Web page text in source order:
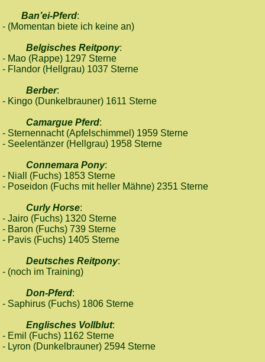
Ban’ei-Pferd:
- (Momentan biete ich keine an)
Belgisches Reitpony:
- Mao (Rappe) 1297 Sterne
- Flandor (Hellgrau) 1037 Sterne
Berber:
- Kingo (Dunkelbrauner) 1611 Sterne
Camargue Pferd:
- Sternennacht (Apfelschimmel) 1959 Sterne
- Seelentänzer (Hellgrau) 1958 Sterne
Connemara Pony:
- Niall (Fuchs) 1853 Sterne
- Poseidon (Fuchs mit heller Mähne) 2351 Sterne
Curly Horse:
- Jairo (Fuchs) 1320 Sterne
- Baron (Fuchs) 739 Sterne
- Pavis (Fuchs) 1405 Sterne
Deutsches Reitpony:
- (noch im Training)
Don-Pferd:
- Saphirus (Fuchs) 1806 Sterne
Englisches Vollblut:
- Emil (Fuchs) 1162 Sterne
- Lyron (Dunkelbrauner) 2594 Sterne